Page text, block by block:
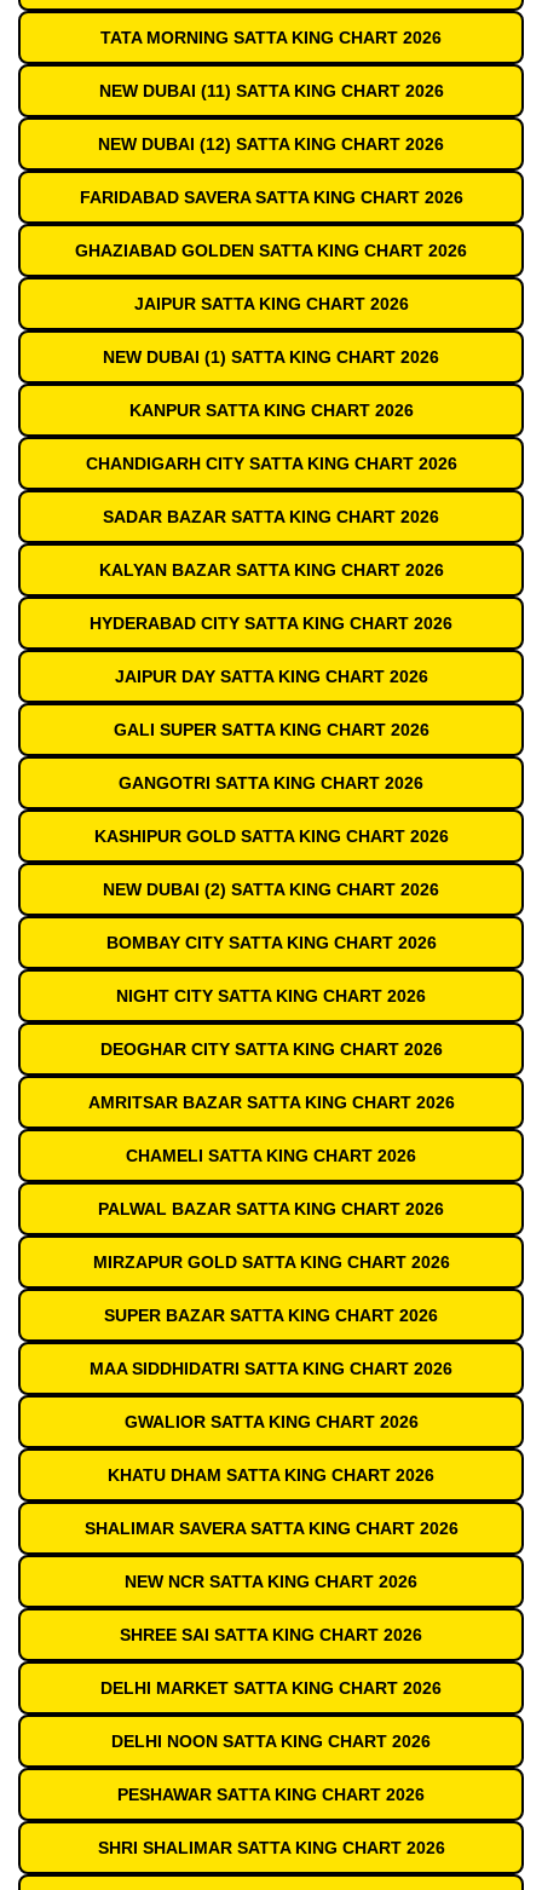
TATA MORNING SATTA KING CHART 2026
NEW DUBAI (11) SATTA KING CHART 2026
NEW DUBAI (12) SATTA KING CHART 2026
FARIDABAD SAVERA SATTA KING CHART 2026
GHAZIABAD GOLDEN SATTA KING CHART 2026
JAIPUR SATTA KING CHART 2026
NEW DUBAI (1) SATTA KING CHART 2026
KANPUR SATTA KING CHART 2026
CHANDIGARH CITY SATTA KING CHART 2026
SADAR BAZAR SATTA KING CHART 2026
KALYAN BAZAR SATTA KING CHART 2026
HYDERABAD CITY SATTA KING CHART 2026
JAIPUR DAY SATTA KING CHART 2026
GALI SUPER SATTA KING CHART 2026
GANGOTRI SATTA KING CHART 2026
KASHIPUR GOLD SATTA KING CHART 2026
NEW DUBAI (2) SATTA KING CHART 2026
BOMBAY CITY SATTA KING CHART 2026
NIGHT CITY SATTA KING CHART 2026
DEOGHAR CITY SATTA KING CHART 2026
AMRITSAR BAZAR SATTA KING CHART 2026
CHAMELI SATTA KING CHART 2026
PALWAL BAZAR SATTA KING CHART 2026
MIRZAPUR GOLD SATTA KING CHART 2026
SUPER BAZAR SATTA KING CHART 2026
MAA SIDDHIDATRI SATTA KING CHART 2026
GWALIOR SATTA KING CHART 2026
KHATU DHAM SATTA KING CHART 2026
SHALIMAR SAVERA SATTA KING CHART 2026
NEW NCR SATTA KING CHART 2026
SHREE SAI SATTA KING CHART 2026
DELHI MARKET SATTA KING CHART 2026
DELHI NOON SATTA KING CHART 2026
PESHAWAR SATTA KING CHART 2026
SHRI SHALIMAR SATTA KING CHART 2026